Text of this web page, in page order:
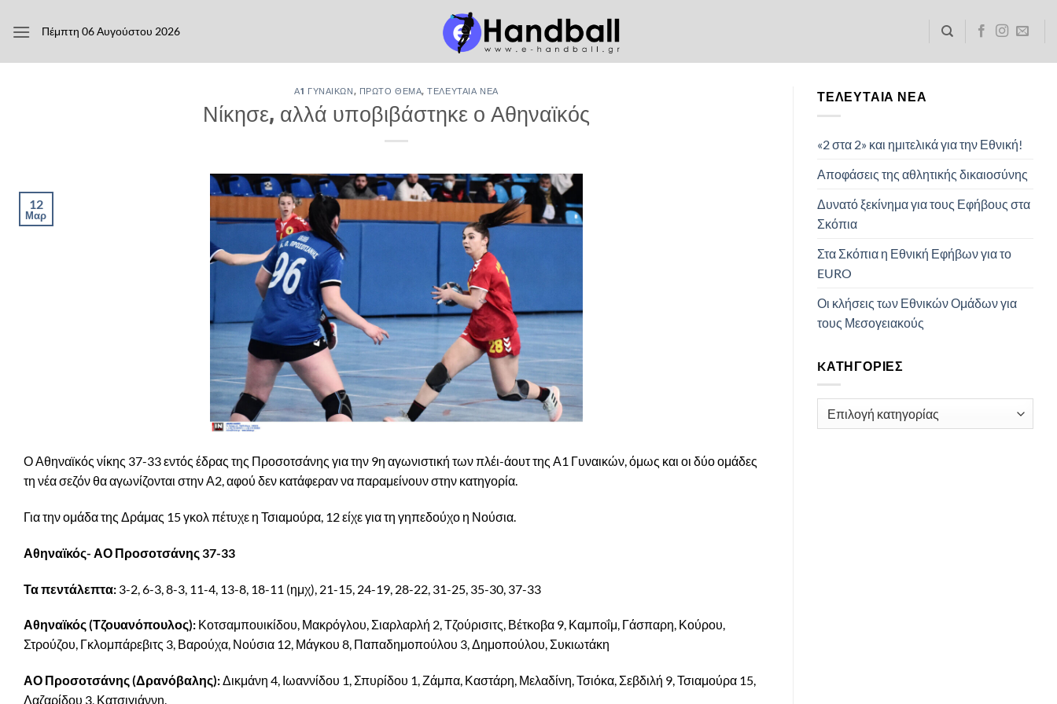
στο
Πέμπτη 06 Αυγούστου 2026
Α1 ΓΥΝΑΙΚΏΝ, ΠΡΏΤΟ ΘΈΜΑ,ΤΕΛΕΥΤΑΊΑ ΝΈΑ
Νίκησε, αλλά υποβιβάστηκε ο Αθηναϊκός
12
Μαρ
Ο Αθηναϊκός νίκης 37-33 εντός έδρας της Προσοτσάνης για την 9η αγωνιστική των πλέι-άουτ της Α1 Γυναικών, όμως και οι δύο ομάδες
τη νέα σεζόν θα αγωνίζονται στην Α2, αφού δεν κατάφεραν να παραμείνουν στην κατηγορία.
Για την ομάδα της Δράμας 15 γκολ πέτυχε η Τσιαμούρα, 12 είχε για τη γηπεδούχο η Νούσια.
Αθηναϊκός- ΑΟ Προσοτσάνης 37-33
Τα πεντάλεπτα: 3-2, 6-3, 8-3, 11-4, 13-8, 18-11 (ημχ), 21-15, 24-19, 28-22, 31-25, 35-30, 37-33
Αθηναϊκός (Τζουανόπουλος): Κοτσαμπουικίδου, Μακρόγλου, Σιαρλαρλή 2, Τζούρισιτς, Βέτκοβα 9, Καμποΐμ, Γάσπαρη, Κούρου,
Στρούζου, Γκλομπάρεβιτς 3, Βαρούχα, Νούσια 12, Μάγκου 8, Παπαδημοπούλου 3, Δημοπούλου, Συκιωτάκη
ΑΟ Προσοτσάνης (Δρανόβαλης):Δικμάνη 4, Ιωαννίδου 1, Σπυρίδου 1, Ζάμπα, Καστάρη, Μελαδίνη, Τσιόκα, Σεβδιλή 9, Τσιαμούρα 15,
Λαζαρίδου 3, Κατσιγιάννη.
ΤΕΛΕΥΤΑΊΑ ΝΈΑ
«2 στα 2» και ημιτελικά για την Εθνική!
Αποφάσεις της αθλητικής δικαιοσύνης
Δυνατό ξεκίνημα για τους Εφήβους στα
Σκόπια
Στα Σκόπια η Εθνική Εφήβων για το
EURO
Οι κλήσεις των Εθνικών Ομάδων για
τους Μεσογειακούς
KΑΤΗΓΟΡΊΕΣ
Kατηγορίες